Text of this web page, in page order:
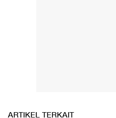
ARTIKEL TERKAIT